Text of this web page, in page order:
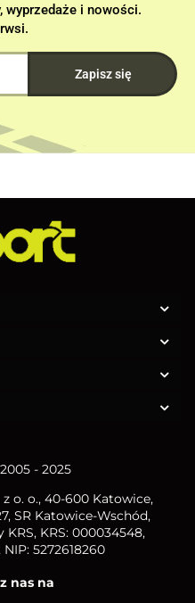
i nowości.
- 2025
o. o., 40-600 Katowice,
SR Katowice-Wschód,
KRS, KRS: 000034548,
NIP: 5272618260
nas na